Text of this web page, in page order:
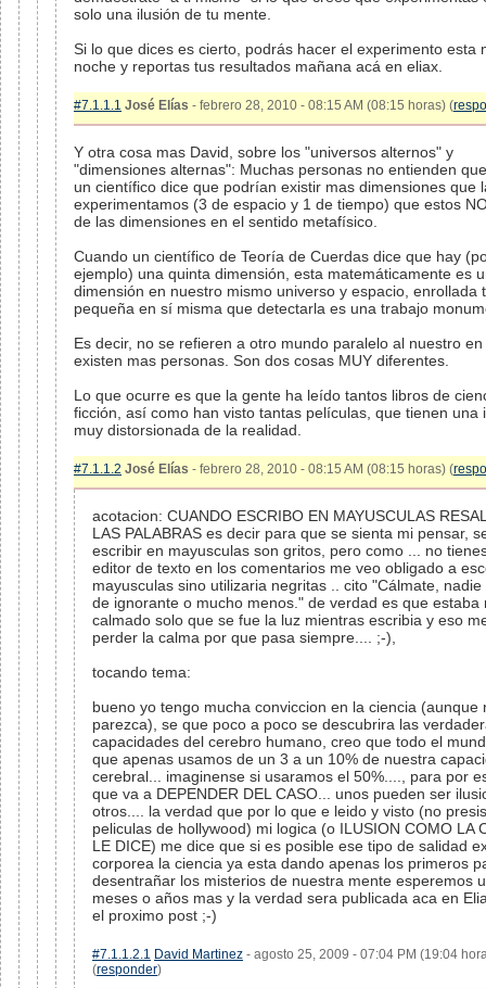
solo una ilusión de tu mente.
Si lo que dices es cierto, podrás hacer el experimento esta
noche y reportas tus resultados mañana acá en eliax.
#7.1.1.1 José Elías - febrero 28, 2010 - 08:15 AM (08:15 horas) (
Y otra cosa mas David, sobre los "universos alternos" y
"dimensiones alternas": Muchas personas no entienden
un científico dice que podrían existir mas dimensiones que
experimentamos (3 de espacio y 1 de tiempo) que estos
de las dimensiones en el sentido metafísico.
Cuando un científico de Teoría de Cuerdas dice que hay
ejemplo) una quinta dimensión, esta matemáticamente es
dimensión en nuestro mismo universo y espacio, enrollada
pequeña en sí misma que detectarla es una trabajo
Es decir, no se refieren a otro mundo paralelo al nuestro
existen mas personas. Son dos cosas MUY diferentes.
Lo que ocurre es que la gente ha leído tantos libros de
ficción, así como han visto tantas películas, que tienen una
muy distorsionada de la realidad.
#7.1.1.2 José Elías - febrero 28, 2010 - 08:15 AM (08:15 horas) (
acotacion: CUANDO ESCRIBO EN MAYUSCULAS
LAS PALABRAS es decir para que se sienta mi pensar,
escribir en mayusculas son gritos, pero como ... no
editor de texto en los comentarios me veo obligado a
mayusculas sino utilizaria negritas .. cito "Cálmate, nadie
de ignorante o mucho menos." de verdad es que estaba
calmado solo que se fue la luz mientras escribia y eso
perder la calma por que pasa siempre.... ;-),
tocando tema:
bueno yo tengo mucha conviccion en la ciencia (aunque
parezca), se que poco a poco se descubrira las
capacidades del cerebro humano, creo que todo el
que apenas usamos de un 3 a un 10% de nuestra
cerebral... imaginense si usaramos el 50%...., para por
que va a DEPENDER DEL CASO... unos pueden ser
otros.... la verdad que por lo que e leido y visto (no
peliculas de hollywood) mi logica (o ILUSION COMO LA
LE DICE) me dice que si es posible ese tipo de salidad
corporea la ciencia ya esta dando apenas los primeros
desentrañar los misterios de nuestra mente esperemos
meses o años mas y la verdad sera publicada aca en
el proximo post ;-)
#7.1.1.2.1 David Martinez - agosto 25, 2009 - 07:04 PM (19:04
(responder)